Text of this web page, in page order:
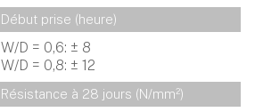
Début prise (heure)
W/D = 0,6: ± 8
W/D = 0,8: ± 12
Résistance à 28 jours (N/mm²)